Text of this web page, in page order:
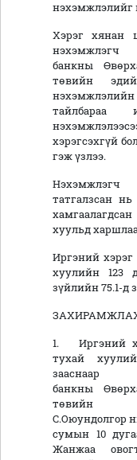
нэхэмжлэлийг
Хэрэг хянан
банкны
төвийн
тайлбараа
хэрэгсэхгүй
гэж үзлээ.
Нэхэмжлэгч
татгалзсан
хуульд
Иргэний
хуулийн 123
зүйлийн 75.1-д
1. Иргэний
тухай
банкны
С.Оюундолгор
сумын 10
Жанжаа